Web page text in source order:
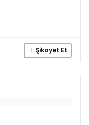
Şikayet Et